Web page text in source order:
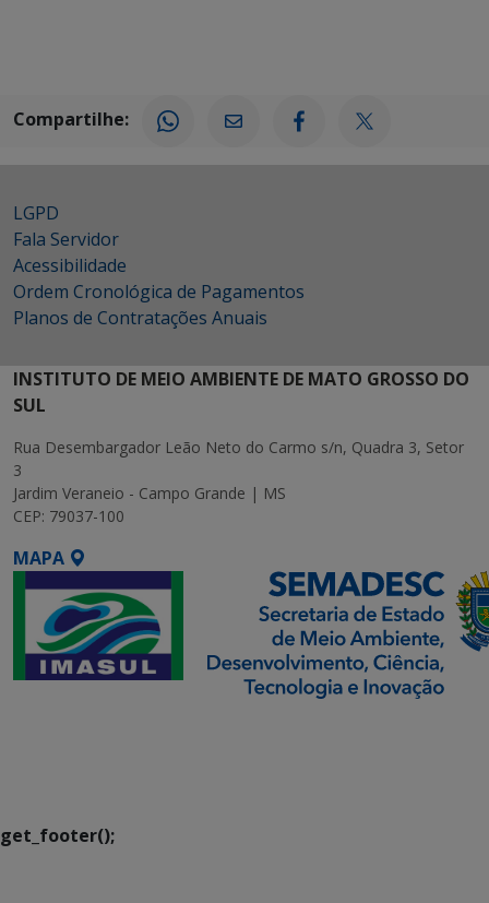
Compartilhe:
LGPD
Fala Servidor
Acessibilidade
Ordem Cronológica de Pagamentos
Planos de Contratações Anuais
INSTITUTO DE MEIO AMBIENTE DE MATO GROSSO DO
SUL
Rua Desembargador Leão Neto do Carmo s/n, Quadra 3, Setor
3
Jardim Veraneio - Campo Grande | MS
CEP: 79037-100
MAPA
get_footer();